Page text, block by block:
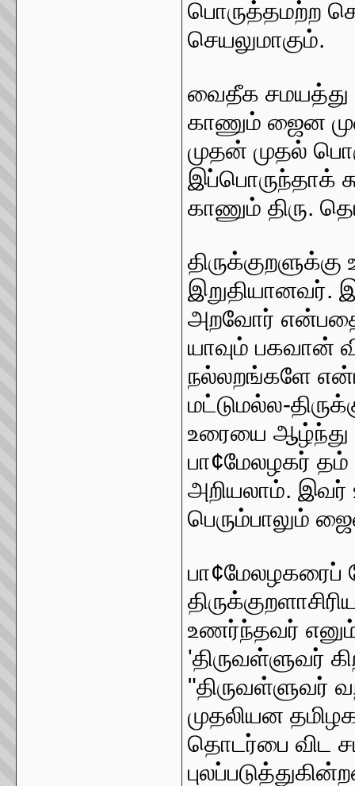
பொருத்தமற்ற
செயலுமாகும்.
வைதீக சமயத்து
காணும் ஜைன
முதன் முதல்
இப்பொருந்தாக்
காணும் திரு.
இறுதியானவர்.
அறவோர்
யாவும் பகவான்
நல்லறங்களே
மட்டுமல்ல-
உரையை
பா¢மேலழகர் தம்
அறியலாம். இவர்
பெரும்பாலும்
பா¢மேலழகரைப்
உணர்ந்தவர்
'திருவள்ளுவர்
"திருவள்ளுவர்
முதலியன
தொடர்பை விட